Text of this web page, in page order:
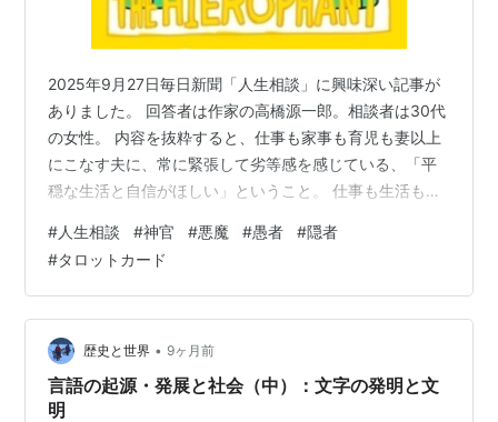
2025年9月27日毎日新聞「人生相談」に興味深い記事が
ありました。 回答者は作家の高橋源一郎。相談者は30代
の女性。 内容を抜粋すると、仕事も家事も育児も妻以上
にこなす夫に、常に緊張して劣等感を感じている、「平
穏な生活と自信がほしい」ということ。 仕事も生活も完
ない人もいます。でも、この夫は違うようですね。 高橋
源一郎は、自らの経験を述べてから、 「家」に必要なの
は「家事力」でも「経済力」でも「育児力」でもありま
せん。そんなものなにもいりません。大切なのは、そこ
が、あなたが自由でいられる場所であるかどうかだけ。
なに一つまともにやれなくても、あ…
#人生相談 #神官 #悪魔 #愚者 #隠者
#タロットカード
歴史と世界 • 9ヶ月前
言語の起源・発展と社会（中）：文字の発明と文
明